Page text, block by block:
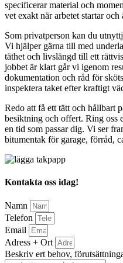
specificerar material och
vet exakt när arbetet startar och
Som privatperson kan du
Vi hjälper gärna till med
täthet och livslängd till ett
jobbet är klart går vi igenom
dokumentation och råd för
inspektera taket efter kraftigt
Redo att få ett tätt och hållbart
besiktning och offert. Ring oss
en tid som passar dig. Vi ser
bitumentak för garage, förråd,
Kontakta oss idag!
Namn
Telefon
Email
Adress + Ort
Beskriv ert behov,